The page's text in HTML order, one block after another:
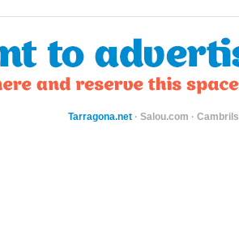
Tarragona.net · Salou.com ·